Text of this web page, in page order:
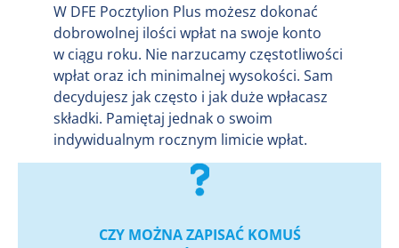
W DFE Pocztylion Plus możesz dokonać
dobrowolnej ilości wpłat na swoje konto
w ciągu roku. Nie narzucamy częstotliwości
wpłat oraz ich minimalnej wysokości. Sam
decydujesz jak często i jak duże wpłacasz
składki. Pamiętaj jednak o swoim
indywidualnym rocznym limicie wpłat.
CZY MOŻNA ZAPISAĆ KOMUŚ